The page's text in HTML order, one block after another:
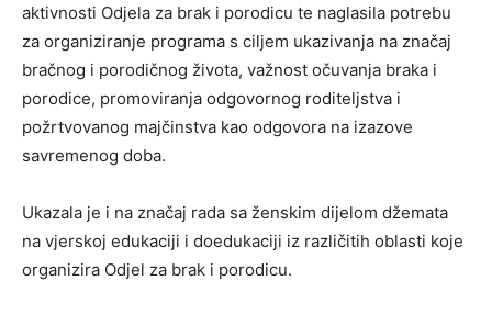
aktivnosti Odjela za brak i porodicu te naglasila potrebu
za organiziranje programa s ciljem ukazivanja na značaj
bračnog i porodičnog života, važnost očuvanja braka i
porodice, promoviranja odgovornog roditeljstva i
požrtvovanog majčinstva kao odgovora na izazove
savremenog doba.
Ukazala je i na značaj rada sa ženskim dijelom džemata
na vjerskoj edukaciji i doedukaciji iz različitih oblasti koje
organizira Odjel za brak i porodicu.